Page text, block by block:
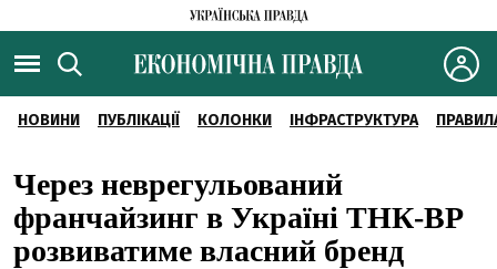
НОВИНИ ПУБЛІКАЦІЇ КОЛОНКИ ІНФРАСТРУКТУРА
Через неврегульований
франчайзинг в Україні ТНК-ВР
розвиватиме власний бренд